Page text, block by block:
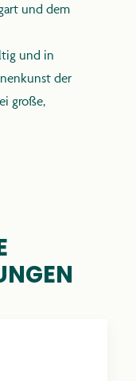
und dem
und in
der
große,